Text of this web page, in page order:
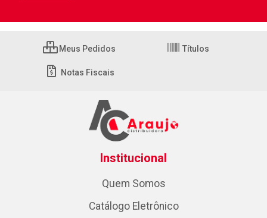
Meus Pedidos Títulos
Notas Fiscais
Institucional
Quem Somos
Catálogo Eletrônico